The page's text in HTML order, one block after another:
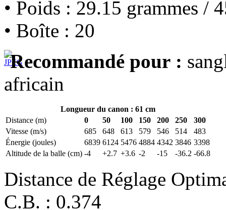
• Poids : 29.15 grammes /
• Boîte : 20
Recommandé pour :
africain
Longueur du canon : 61 cm
Distance (m)
0 50 100 150 200 250
300
Vitesse (m/s)
685 648 613 579 546 514
483
Énergie (joules)
6839 6124 5476 4884 4342 3846 3398
Altitude de la balle (cm) -4 +2.7 +3.6 -2 -15 -36.2 -66.8
Distance de Réglage
C.B. : 0.374